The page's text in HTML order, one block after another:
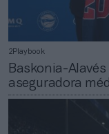
2Playbook
Baskonia-
aseguradora